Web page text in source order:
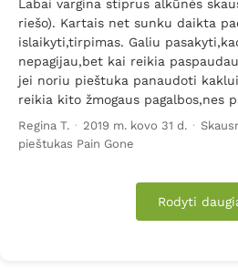
Labai vargina stiprus alkūnės
riešo). Kartais net sunku daikta
islaikyti,tirpimas. Galiu
nepagijau,bet kai reikia
jei noriu pieštuka panaudoti
reikia kito žmogaus pagalbos,nes
Regina T. · 2019 m. kovo 31 d. ·
pieštukas Pain Gone
Rodyti